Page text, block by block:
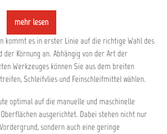
mehr lesen
kommt es in erster Linie auf die richtige Wahl des
Körnung an. Abhängig von der Art der
Werkzeuges können Sie aus dem breiten
Schleifvlies und Feinschleifmittel wählen.
optimal auf die manuelle und maschinelle
ausgerichtet. Dabei stehen nicht nur
sondern auch eine geringe